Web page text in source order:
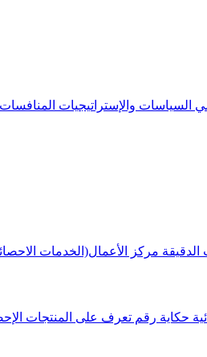
السياسات والإستراتيجيات
الدقيقة مركز الأعمال(الخدمات
حكاية رقم تعرف على المنتجات